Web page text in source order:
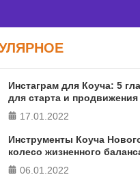
Тест FERMI
в 5 главных сферах
Инстаграм для Коуча: 5
для старта и продвижения
17.01.2022
Инструменты Коуча
колесо жизненного
06.01.2022